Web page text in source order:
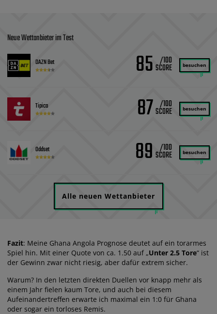
Neue Wettanbieter im Test
DAZN Bet 85 /100 besuchen
Tipico 87 /100 besuchen
Oddset 89 /100 besuchen
Alle neuen Wettanbieter
Fazit: Meine Ghana Angola Prognose deutet auf ein torarmes
Spiel hin. Mit einer Quote von ca. 1.50 auf „Unter 2.5 Tore“ ist
der Gewinn zwar nicht riesig, aber dafür extrem sicher.
Warum? In den letzten direkten Duellen vor knapp mehr als
einem Jahr fielen kaum Tore, und auch bei diesem
Aufeinandertreffen erwarte ich maximal ein 1:0 für Ghana
oder sogar ein torloses Remis.